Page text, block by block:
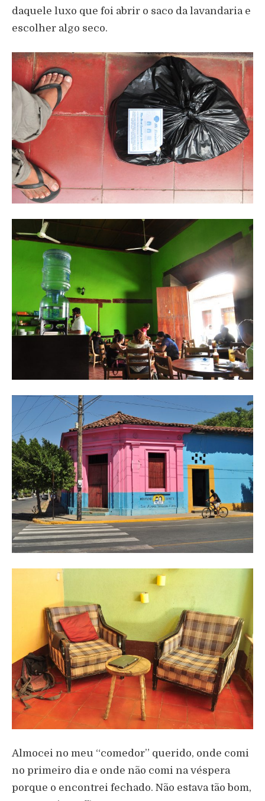
daquele luxo que foi abrir o saco da lavandaria e
escolher algo seco.
Almocei no meu “comedor” querido, onde comi
no primeiro dia e onde não comi na véspera
porque o encontrei fechado. Não estava tão bom,